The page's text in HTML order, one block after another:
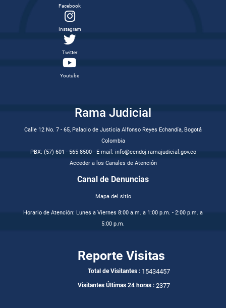
Facebook
Instagram
Twitter
Youtube
Rama Judicial
Calle 12 No. 7 - 65, Palacio de Justicia Alfonso Reyes Echandía, Bogotá
Colombia
PBX: (57) 601 - 565 8500 - E-mail: info@cendoj.ramajudicial.gov.co
Acceder a los Canales de Atención
Canal de Denuncias
Mapa del sitio
Horario de Atención: Lunes a Viernes 8:00 a.m. a 1:00 p.m. - 2:00 p.m. a
5:00 p.m.
Reporte Visitas
Total de Visitantes : 15434457
Visitantes Últimas 24 horas : 2377